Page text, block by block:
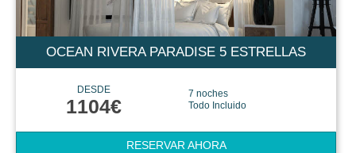
OCEAN RIVERA PARADISE 5 ESTRELLAS
DESDE
1104€
7 noches
Todo Incluido
RESERVAR AHORA